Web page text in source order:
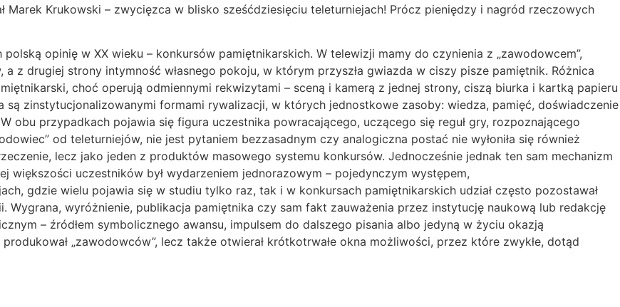
Krukowski – zwycięzca w blisko sześćdziesięciu teleturniejach! Prócz pieniędzy i nagród rzeczowych
opinię w XX wieku – konkursów pamiętnikarskich. W telewizji mamy do czynienia z „zawodowcem”,
z drugiej strony intymność własnego pokoju, w którym przyszła gwiazda w ciszy pisze pamiętnik. Różnica
choć operują odmiennymi rekwizytami – sceną i kamerą z jednej strony, ciszą biurka i kartką papieru
zinstytucjonalizowanymi formami rywalizacji, w których jednostkowe zasoby: wiedza, pamięć, doświadczenie
obu przypadkach pojawia się figura uczestnika powracającego, uczącego się reguł gry, rozpoznającego
od teleturniejów, nie jest pytaniem bezzasadnym czy analogiczna postać nie wyłoniła się również
lecz jako jeden z produktów masowego systemu konkursów. Jednocześnie jednak ten sam mechanizm
większości uczestników był wydarzeniem jednorazowym – pojedynczym występem,
gdzie wielu pojawia się w studiu tylko raz, tak i w konkursach pamiętnikarskich udział często pozostawał
Wygrana, wyróżnienie, publikacja pamiętnika czy sam fakt zauważenia przez instytucję naukową lub redakcję
– źródłem symbolicznego awansu, impulsem do dalszego pisania albo jedyną w życiu okazją
„zawodowców”, lecz także otwierał krótkotrwałe okna możliwości, przez które zwykłe, dotąd